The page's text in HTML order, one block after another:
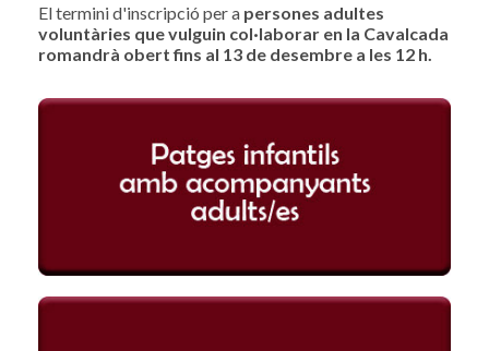
El termini d'inscripció per a persones adultes
voluntàries que vulguin col·laborar en la Cavalcada
romandrà obert fins al 13 de desembre a les 12 h.